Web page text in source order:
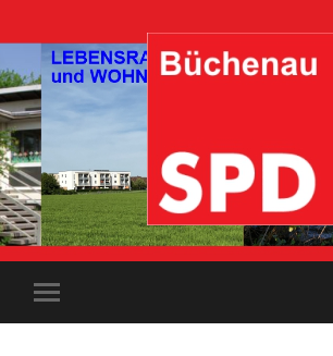
SPD-
Büchenau
Mobile-
Menü